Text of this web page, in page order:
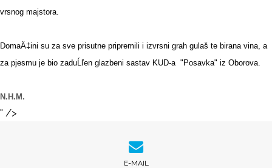
vrsnog majstora.
DomaÄ‡ini su za sve prisutne pripremili i izvrsni grah gulaš te birana vina, a
za pjesmu je bio zaduĹľen glazbeni sastav KUD-a "Posavka" iz Oborova.
N.H.M.
" />
E-MAIL